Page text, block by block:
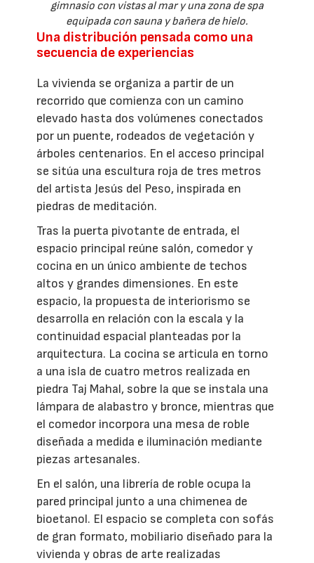
gimnasio con vistas al mar y una zona de spa
equipada con sauna y bañera de hielo.
Una distribución pensada como una
secuencia de experiencias
La vivienda se organiza a partir de un
recorrido que comienza con un camino
elevado hasta dos volúmenes conectados
por un puente, rodeados de vegetación y
árboles centenarios. En el acceso principal
se sitúa una escultura roja de tres metros
del artista Jesús del Peso, inspirada en
piedras de meditación.
Tras la puerta pivotante de entrada, el
espacio principal reúne salón, comedor y
cocina en un único ambiente de techos
altos y grandes dimensiones. En este
espacio, la propuesta de interiorismo se
desarrolla en relación con la escala y la
continuidad espacial planteadas por la
arquitectura. La cocina se articula en torno
a una isla de cuatro metros realizada en
piedra Taj Mahal, sobre la que se instala una
lámpara de alabastro y bronce, mientras que
el comedor incorpora una mesa de roble
diseñada a medida e iluminación mediante
piezas artesanales.
En el salón, una librería de roble ocupa la
pared principal junto a una chimenea de
bioetanol. El espacio se completa con sofás
de gran formato, mobiliario diseñado para la
vivienda y obras de arte realizadas